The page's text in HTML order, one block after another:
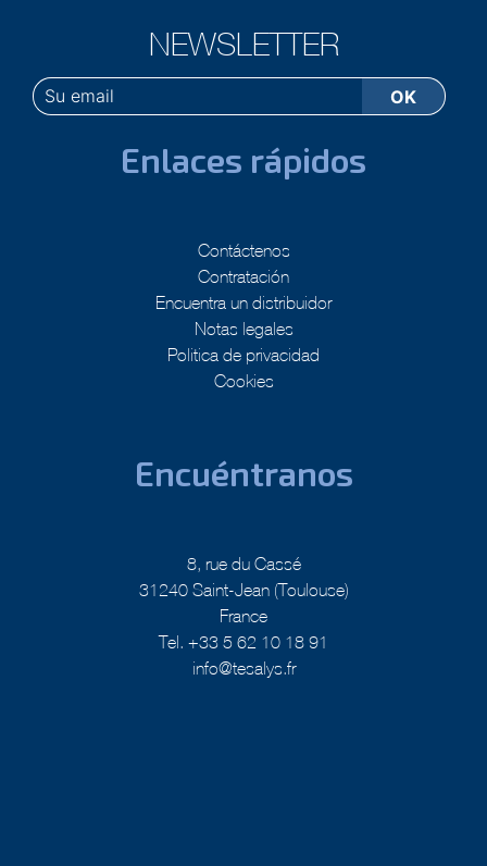
NEWSLETTER
Enlaces rápidos
Contáctenos
Contratación
Encuentra un distribuidor
Notas legales
Politica de privacidad
Cookies
Encuéntranos
8, rue du Cassé
31240 Saint-Jean (Toulouse)
France
Tel. +33 5 62 10 18 91
info@tesalys.fr